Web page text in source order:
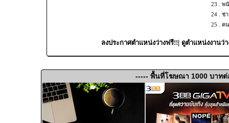
23 . พ
24 . ช่
25 .
ค
ลงประกาศตำแหน่งว่างฟรี!!| ดูตำแหน่งงานว่
----- พื้นที่โฆษณา 1000 บาทต่